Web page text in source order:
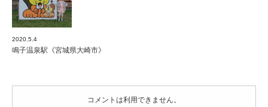
2020.5.4
鳴子温泉駅《宮城県大崎市》
コメントは利用できません。